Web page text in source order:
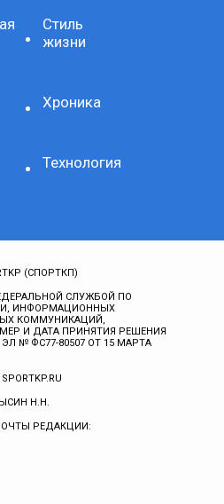
Стиль
жизни
Хроника
Технология
(СПОРТКП)
СЛУЖБОЙ ПО
ИНФОРМАЦИОННЫХ
КОММУНИКАЦИЙ,
И ДАТА ПРИНЯТИЯ РЕШЕНИЯ
№ ФС77-80507 ОТ 15 МАРТА
Н.Н.
РЕДАКЦИИ: